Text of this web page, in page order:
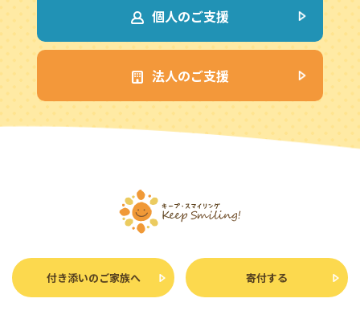
個人のご支援
法人のご支援
付き添いのご家族へ 寄付する